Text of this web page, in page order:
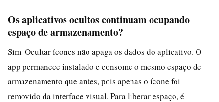
Os aplicativos ocultos continuam ocupando
espaço de armazenamento?
Sim. Ocultar ícones não apaga os dados do aplicativo. O
app permanece instalado e consome o mesmo espaço de
armazenamento que antes, pois apenas o ícone foi
removido da interface visual. Para liberar espaço, é